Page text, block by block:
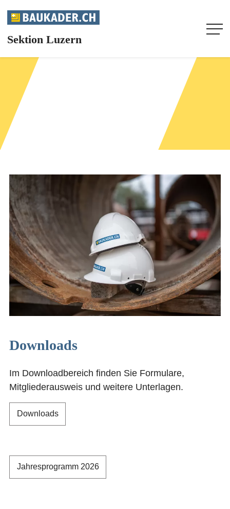
Sektion Luzern
HOME
UNSERE SEKTION
AKTUELL
INFOS
FACHMAGAZIN
KONTAKT
ANMELDEN
Downloads
Im Downloadbereich finden Sie Formulare,
Mitgliederausweis und weitere Unterlagen.
Downloads
Jahresprogramm 2026